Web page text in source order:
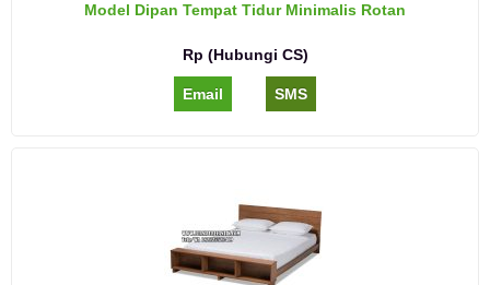
Model Dipan Tempat Tidur Minimalis Rotan
Rp (Hubungi CS)
Email SMS